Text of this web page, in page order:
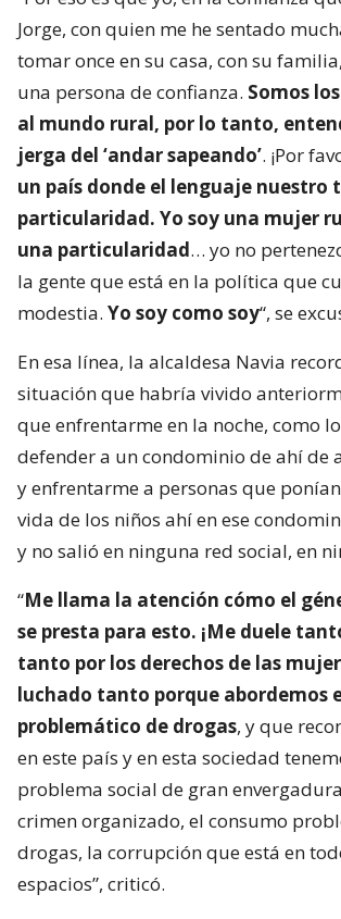
Jorge, con quien me he sentado
tomar once en su casa, con su
una persona de confianza. Somos
al mundo rural, por lo tanto,
jerga del ‘andar sapeando’. ¡Por
un país donde el lenguaje nuestro
particularidad. Yo soy una mujer
una particularidad… yo no
la gente que está en la política que
modestia. Yo soy como soy“, se
En esa línea, la alcaldesa Navia
situación que habría vivido
que enfrentarme en la noche, como
defender a un condominio de ahí de
y enfrentarme a personas que
vida de los niños ahí en ese
y no salió en ninguna red social, en
“Me llama la atención cómo el
se presta para esto. ¡Me duele
tanto por los derechos de las
luchado tanto porque abordemos
problemático de drogas, y que
en este país y en esta sociedad
problema social de gran
crimen organizado, el consumo
drogas, la corrupción que está en
espacios”, criticó.